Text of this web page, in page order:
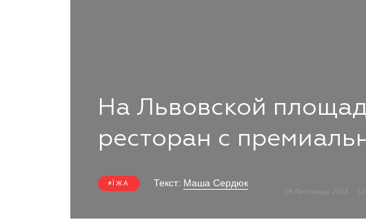
На Львовской
ресторан с
ЇЖА Текст: Маша Сердюк
28 Листопада 2018